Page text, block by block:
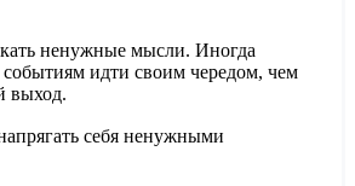
ненужные мысли. Иногда
идти своим чередом, чем
выход.
себя ненужными